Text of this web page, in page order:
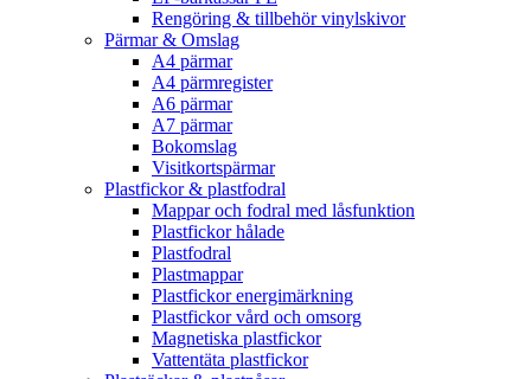
Rengöring & tillbehör vinylskivor
Pärmar & Omslag
A4 pärmar
A4 pärmregister
A6 pärmar
A7 pärmar
Bokomslag
Visitkortspärmar
Plastfickor & plastfodral
Mappar och fodral med låsfunktion
Plastfickor hålade
Plastfodral
Plastmappar
Plastfickor energimärkning
Plastfickor vård och omsorg
Magnetiska plastfickor
Vattentäta plastfickor